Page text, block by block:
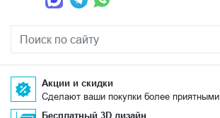
Акции и скидки
Сделают ваши покупки более приятными
Бесплатный 3D дизайн